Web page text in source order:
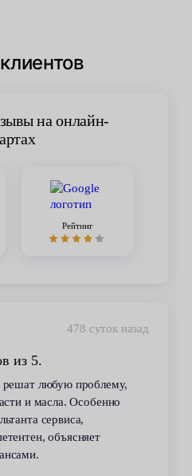
на онлайн-
Рейтинг
478 суток назад
из 5.
решат любую проблему,
и масла. Особенно
сервиса,
объясняет